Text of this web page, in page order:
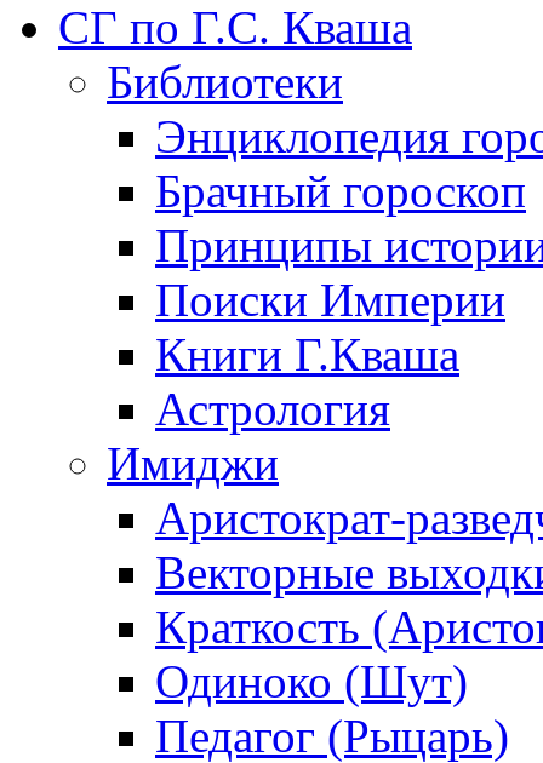
СГ по Г.С. Кваша
Библиотеки
Энциклопедия
Брачный гороскоп
Принципы
Поиски Империи
Книги Г.Кваша
Астрология
Имиджи
Аристократ-
Векторные
Краткость
Одиноко (Шут)
Педагог (Рыцарь)